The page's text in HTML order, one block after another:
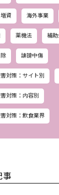
資 海外事業
薬機法 補
誹謗中傷
対策：サイト別
対策：内容別
対策：飲食業界
事